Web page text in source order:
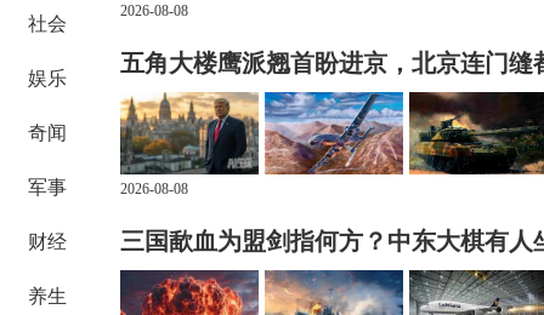
社会
娱乐
奇闻
军事
财经
养生
2026-08-08
五角大楼鹰派翘首盼进京，北京连门缝
2026-08-08
三国歃血为盟剑指何方？中东大棋有人